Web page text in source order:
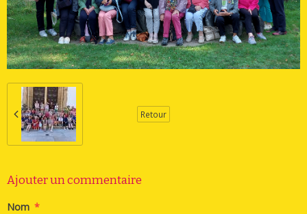
Retour
Ajouter un commentaire
Nom